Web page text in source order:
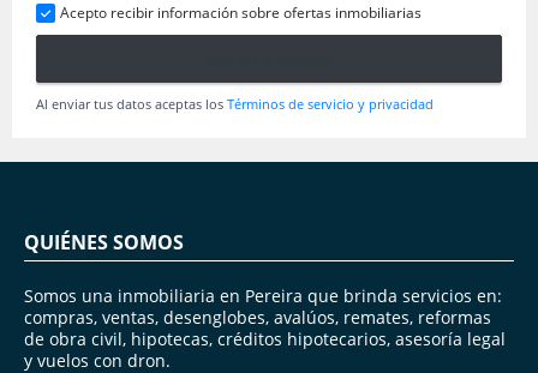
Acepto recibir información sobre ofertas inmobiliarias
Al enviar tus datos aceptas los Términos de servicio y privacidad
QUIÉNES SOMOS
Somos una inmobiliaria en Pereira que brinda servicios en:
compras, ventas, desenglobes, avalúos, remates, reformas
de obra civil, hipotecas, créditos hipotecarios, asesoría legal
y vuelos con dron.